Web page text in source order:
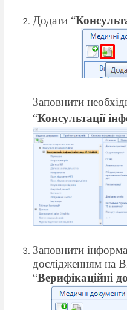
Додати “
Заповнити
“Консультації
Заповнити
дослідженням на
“Верифікаційні